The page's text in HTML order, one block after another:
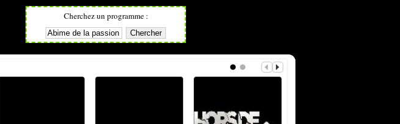
Cherchez un programme :